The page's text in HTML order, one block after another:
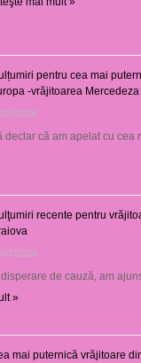
pentru cea mai
-vrăjitoarea
07/2026
declar că am apelat cu cea
recente pentru
07/2026
disperare de cauză, am
»
mai puternică vrăjitoare